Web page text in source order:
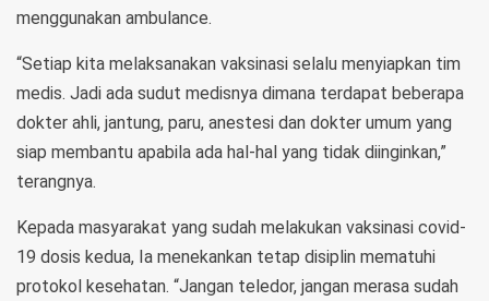
menggunakan ambulance.
“Setiap kita melaksanakan vaksinasi selalu menyiapkan tim
medis. Jadi ada sudut medisnya dimana terdapat beberapa
dokter ahli, jantung, paru, anestesi dan dokter umum yang
siap membantu apabila ada hal-hal yang tidak diinginkan,”
terangnya.
Kepada masyarakat yang sudah melakukan vaksinasi covid-
19 dosis kedua, Ia menekankan tetap disiplin mematuhi
protokol kesehatan. “Jangan teledor, jangan merasa sudah